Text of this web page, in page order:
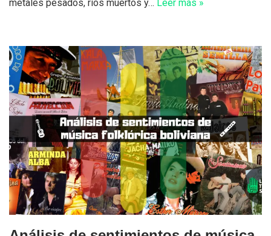
metales pesados, ríos muertos y… Leer más »